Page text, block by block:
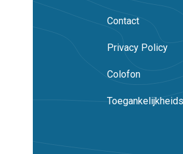
Contact
Privacy Policy
Colofon